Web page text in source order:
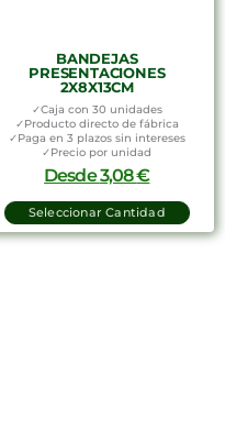
BANDEJAS
PRESENTACIONES
2X8X13CM
✓Caja con 30 unidades
✓Producto directo de fábrica
✓Paga en 3 plazos sin intereses
✓Precio por unidad
Desde3,08€
Seleccionar Cantidad